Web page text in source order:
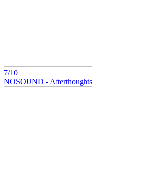
7/10
NOSOUND - Afterthoughts